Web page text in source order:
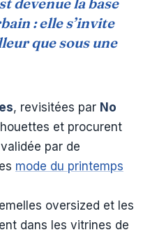
: elle s’invite
que sous une
, revisitées par No
et procurent
par de
mode du printemps
oversized et les
dans les vitrines de